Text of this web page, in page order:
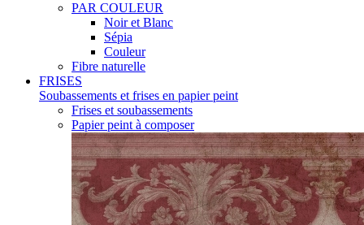
PAR COULEUR
Noir et Blanc
Sépia
Couleur
Fibre naturelle
FRISES
Soubassements et frises en papier peint
Frises et soubassements
Papier peint à composer